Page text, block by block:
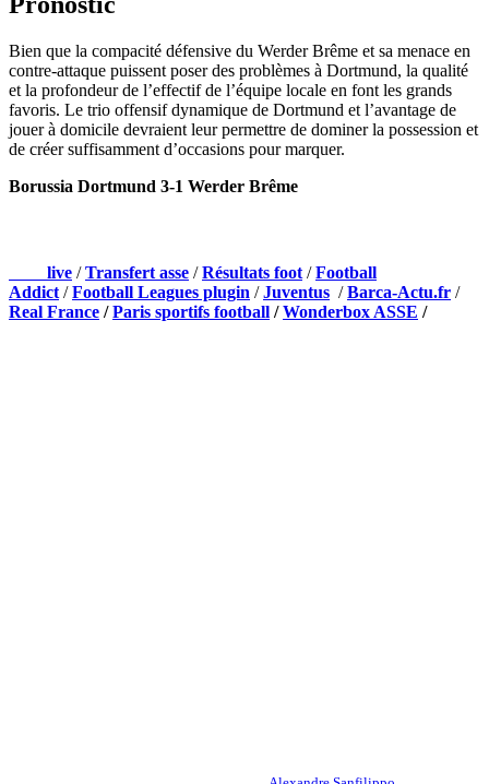
Bien que la compacité défensive du Werder Brême et sa menace en
contre-attaque puissent poser des problèmes à Dortmund, la qualité
et la profondeur de l’effectif de l’équipe locale en font les grands
favoris. Le trio offensif dynamique de Dortmund et l’avantage de
jouer à domicile devraient leur permettre de dominer la possession et
de créer suffisamment d’occasions pour marquer.
Borussia Dortmund 3-1 Werder Brême
live /Transfert asse /Résultats foot /Football
Addict /Football Leagues plugin /Juventus /Barca-Actu.fr /
Real France /Paris sportifs football /Wonderbox ASSE /